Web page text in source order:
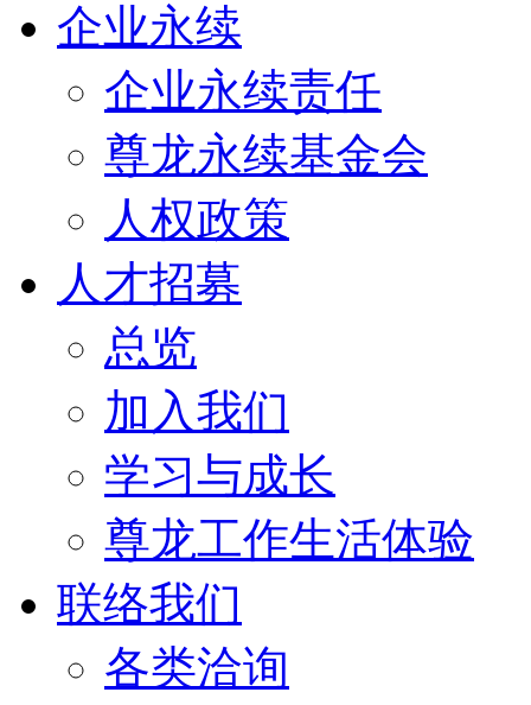
企业永续
企业永续责任
尊龙永续基金会
人权政策
人才招募
总览
加入我们
学习与成长
尊龙工作生活体验
联络我们
各类洽询